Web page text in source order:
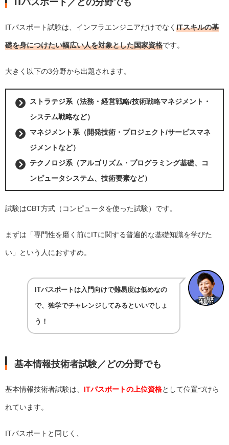
ITパスポート試験は、インフラエンジニアだけでなく ITスキルの基
礎を身につけたい幅広い人を対象とした国家資格です。
大きく以下の3分野から出題されます。
ストラテジ系（法務・経営戦略/技術戦略マネジメント・
システム戦略など）
マネジメント系（開発技術・プロジェクト/サービスマネ
ジメントなど）
テクノロジ系（アルゴリズム・プログラミング基礎、コ
ンピュータシステム、技術要素など）
試験はCBT方式（コンピュータを使った試験）です。
まずは「専門性を磨く前にITに関する普遍的な基礎知識を学びた
い」という人におすすめ。
ITパスポートは入門向けで難易度は低めなの
で、独学でチャレンジしてみるといいでしょ
う！
基本情報技術者試験／どの分野でも
基本情報技術者試験は、 ITパスポートの上位資格として位置づけら
れています。
ITパスポートと同じく、